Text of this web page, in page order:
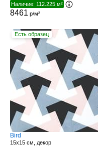
Наличие: 112.225 м²
8461 р/м²
Есть образец
Bird
15x15 см, декор